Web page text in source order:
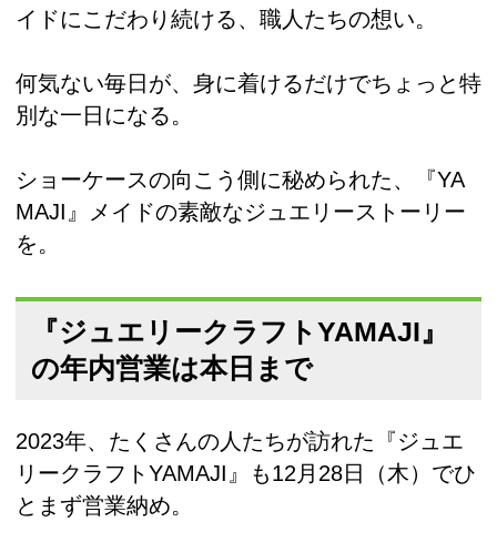
イドにこだわり続ける、職人たちの想い。
何気ない毎日が、身に着けるだけでちょっと特
別な一日になる。
ショーケースの向こう側に秘められた、『YA
MAJI』メイドの素敵なジュエリーストーリー
を。
『ジュエリークラフトYAMAJI』
の年内営業は本日まで
2023年、たくさんの人たちが訪れた『ジュエ
リークラフトYAMAJI』も12月28日（木）でひ
とまず営業納め。